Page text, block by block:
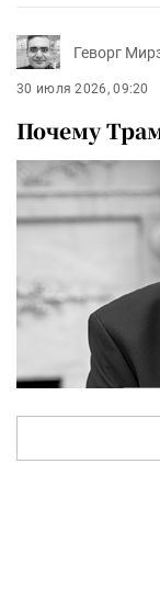
Геворг
30 июля 2026, 09:20
Почему